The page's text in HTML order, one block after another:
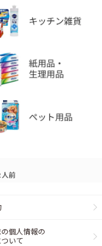
前
個人情報の
いて